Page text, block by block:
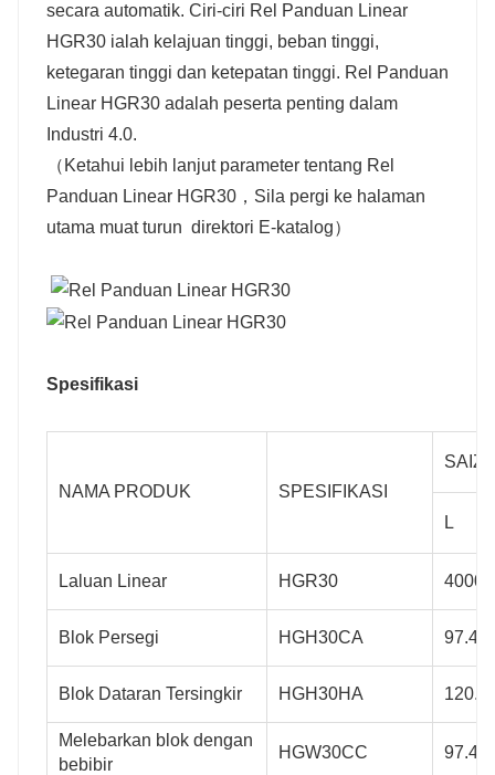
secara automatik. Ciri-ciri Rel Panduan Linear
HGR30 ialah kelajuan tinggi, beban tinggi,
ketegaran tinggi dan ketepatan tinggi. Rel Panduan
Linear HGR30 adalah peserta penting dalam
Industri 4.0.
（Ketahui lebih lanjut parameter tentang Rel
Panduan Linear HGR30，Sila pergi ke halaman
utama muat turun direktori E-katalog）
Spesifikasi
NAMA PRODUK SPESIFIKASI
SAIZ
L
Laluan Linear HGR30 4000
Blok Persegi HGH30CA 97.4
Blok Dataran Tersingkir HGH30HA 120.4
Melebarkan blok dengan
bebibir
HGW30CC 97.4
KELAS PRAMUAT